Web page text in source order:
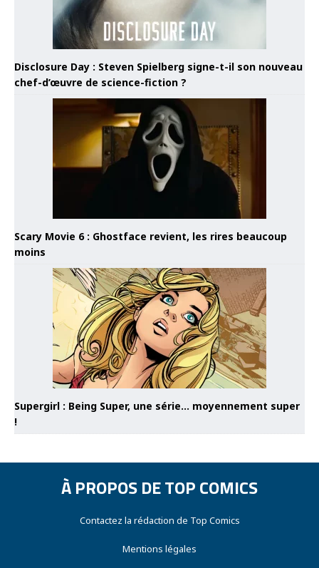
Disclosure Day : Steven Spielberg signe-t-il son nouveau
chef-d’œuvre de science-fiction ?
Scary Movie 6 : Ghostface revient, les rires beaucoup
moins
Supergirl : Being Super, une série… moyennement super
!
À PROPOS DE TOP COMICS
Contactez la rédaction de Top Comics
Mentions légales